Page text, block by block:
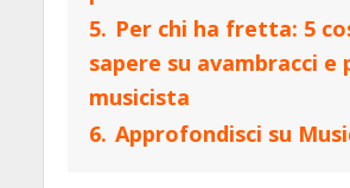
5. Per chi ha fretta: 5
sapere su avambracci e
musicista
6. Approfondisci su